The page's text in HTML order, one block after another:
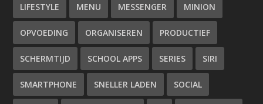
LIFESTYLE MENU MESSENGER MINION
OPVOEDING ORGANISEREN PRODUCTIEF
SCHERMTIJD SCHOOL APPS SERIES SIRI
SMARTPHONE SNELLER LADEN SOCIAL